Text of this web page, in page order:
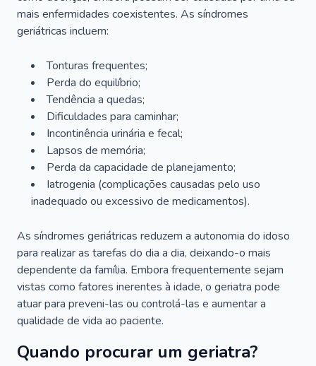
mais enfermidades coexistentes. As síndromes
geriátricas incluem:
Tonturas frequentes;
Perda do equilíbrio;
Tendência a quedas;
Dificuldades para caminhar;
Incontinência urinária e fecal;
Lapsos de memória;
Perda da capacidade de planejamento;
Iatrogenia (complicações causadas pelo uso
inadequado ou excessivo de medicamentos).
As síndromes geriátricas reduzem a autonomia do idoso
para realizar as tarefas do dia a dia, deixando-o mais
dependente da família. Embora frequentemente sejam
vistas como fatores inerentes à idade, o geriatra pode
atuar para preveni-las ou controlá-las e aumentar a
qualidade de vida ao paciente.
Quando procurar um geriatra?